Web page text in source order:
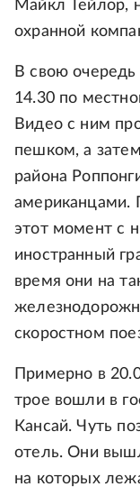
Майкл Тейлор,
охранной
В свою
14.30 по
Видео с ним
пешком, а
района
американцами.
этот момент с
иностранный
время они на
скоростном
Примерно в
трое вошли в
Кансай. Чуть
отель. Они
на которых